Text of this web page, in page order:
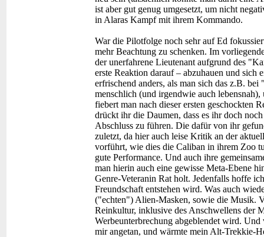
ist aber gut genug umgesetzt, um nicht
in Alaras Kampf mit ihrem Kommando.
War die Pilotfolge noch sehr auf Ed
mehr Beachtung zu schenken. Im
der unerfahrene Lieutenant aufgrund des
erste Reaktion darauf – abzuhauen und sich
erfrischend anders, als man sich das z.B.
menschlich (und irgendwie auch
fiebert man nach dieser ersten geschockten
drückt ihr die Daumen, dass es ihr doch
Abschluss zu führen. Die dafür von ihr
zuletzt, da hier auch leise Kritik an der
vorführt, wie dies die Caliban in ihrem Zoo
gute Performance. Und auch ihre
man hierin auch eine gewisse Meta-Ebene
Genre-Veteranin Rat holt. Jedenfalls hoffe
Freundschaft entstehen wird. Was auch
("echten") Alien-Masken, sowie die Musik.
Reinkultur, inklusive des Anschwellens der
Werbeunterbrechung abgeblendet wird. Und
mir angetan, und wärmte mein Alt-Trekkie-